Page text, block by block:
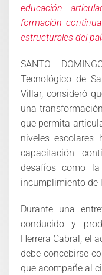
educación
formación
estructurales del
SANTO
Tecnológico de
Villar, consideró
una
que permita
niveles
capacitación
desafíos como
incumplimiento de
Durante una
conducido y
Herrera Cabral, el
debe concebirse
que acompañe al